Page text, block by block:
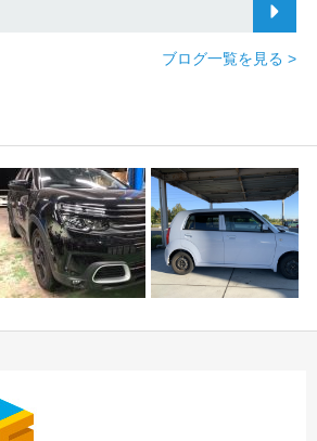
ブログ一覧を見る >
交換等 中川・港店…